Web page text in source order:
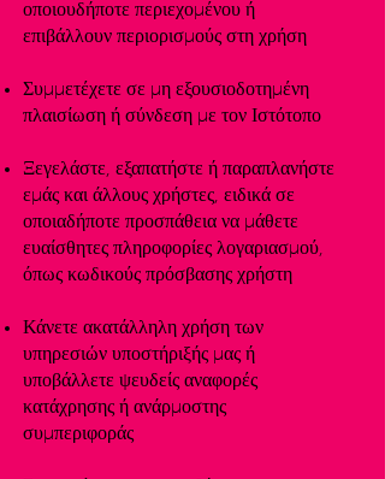
οποιουδήποτε περιεχομένου ή
επιβάλλουν περιορισμούς στη χρήση
Συμμετέχετε σε μη εξουσιοδοτημένη
πλαισίωση ή σύνδεση με τον Ιστότοπο
Ξεγελάστε, εξαπατήστε ή παραπλανήστε
εμάς και άλλους χρήστες, ειδικά σε
οποιαδήποτε προσπάθεια να μάθετε
ευαίσθητες πληροφορίες λογαριασμού,
όπως κωδικούς πρόσβασης χρήστη
Κάνετε ακατάλληλη χρήση των
υπηρεσιών υποστήριξής μας ή
υποβάλλετε ψευδείς αναφορές
κατάχρησης ή ανάρμοστης
συμπεριφοράς